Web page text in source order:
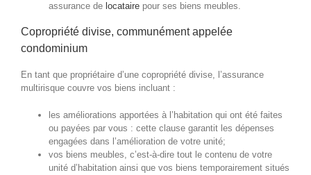
assurance de locataire pour ses biens meubles.
Copropriété divise, communément appelée
condominium
En tant que propriétaire d’une copropriété divise, l’assurance
multirisque couvre vos biens incluant :
les améliorations apportées à l’habitation qui ont été faites
ou payées par vous : cette clause garantit les dépenses
engagées dans l’amélioration de votre unité;
vos biens meubles, c’est-à-dire tout le contenu de votre
unité d’habitation ainsi que vos biens temporairement situés